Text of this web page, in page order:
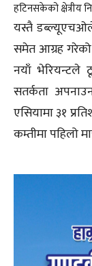
हटिनसकेको क्षेत्रीय
यस्तै डब्ल्यूएचओले
समेत आग्रह
नयाँ भेरियन्टले
सतर्कता
एसियामा ३१
कम्तीमा पहिलो